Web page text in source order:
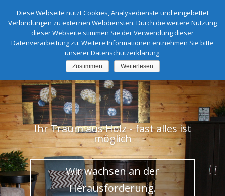
Ihr Traum aus Holz - fast alles ist
möglich
Wir wachsen an der
Herausforderung.
Diese Webseite nutzt Cookies, Analysedienste und eingebettet
Verbindungen zu externen Webdiensten. Durch die weitere Nutzung
dieser Webseite stimmen Sie der Verwendung dieser
Datenverarbeitung zu. Weitere Informationen entnehmen Sie bitte
unserer Datenschutzerklärung.
Zustimmen Weiterlesen